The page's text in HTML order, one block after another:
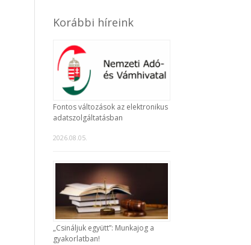
Korábbi híreink
Fontos változások az elektronikus
adatszolgáltatásban
2026.08.05.
„Csináljuk együtt”: Munkajog a
gyakorlatban!